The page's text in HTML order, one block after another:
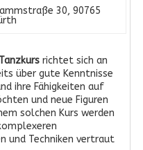
30, 90765
richtet sich an
über gute Kenntnisse
ihre Fähigkeiten auf
und neue Figuren
solchen Kurs werden
und Techniken vertraut